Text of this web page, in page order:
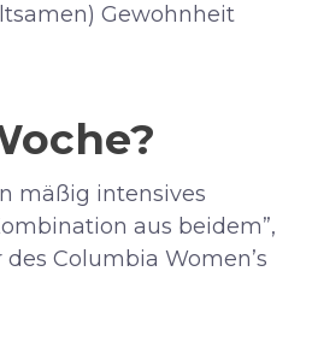
Gewohnheit
mäßig intensives
aus beidem”,
Columbia Women’s